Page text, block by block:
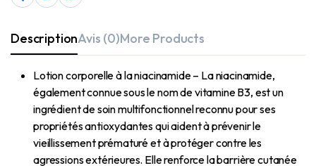
DescriptionAvis (0)More Products
Lotion corporelle à la niacinamide – La niacinamide,
également connue sous le nom de vitamine B3, est un
ingrédient de soin multifonctionnel reconnu pour ses
propriétés antioxydantes qui aident à prévenir le
vieillissement prématuré et à protéger contre les
agressions extérieures. Elle renforce la barrière cutanée